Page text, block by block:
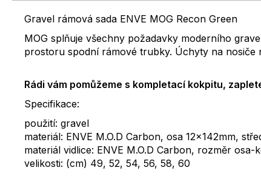
Gravel rámová sada ENVE MOG Recon Green
MOG splňuje všechny požadavky moderního
prostoru spodní rámové trubky. Úchyty na nosiče
Rádi vám pomůžeme s kompletací kokpitu,
Specifikace:
použití: gravel
materiál: ENVE M.O.D Carbon, osa 12x142mm,
materiál vidlice: ENVE M.O.D Carbon, rozměr
velikosti: (cm) 49, 52, 54, 56, 58, 60